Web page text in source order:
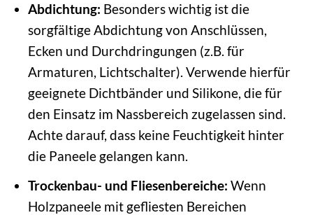
Abdichtung: Besonders wichtig ist die
sorgfältige Abdichtung von Anschlüssen,
Ecken und Durchdringungen (z.B. für
Armaturen, Lichtschalter). Verwende hierfür
geeignete Dichtbänder und Silikone, die für
den Einsatz im Nassbereich zugelassen sind.
Achte darauf, dass keine Feuchtigkeit hinter
die Paneele gelangen kann.
Trockenbau- und Fliesenbereiche: Wenn
Holzpaneele mit gefliesten Bereichen